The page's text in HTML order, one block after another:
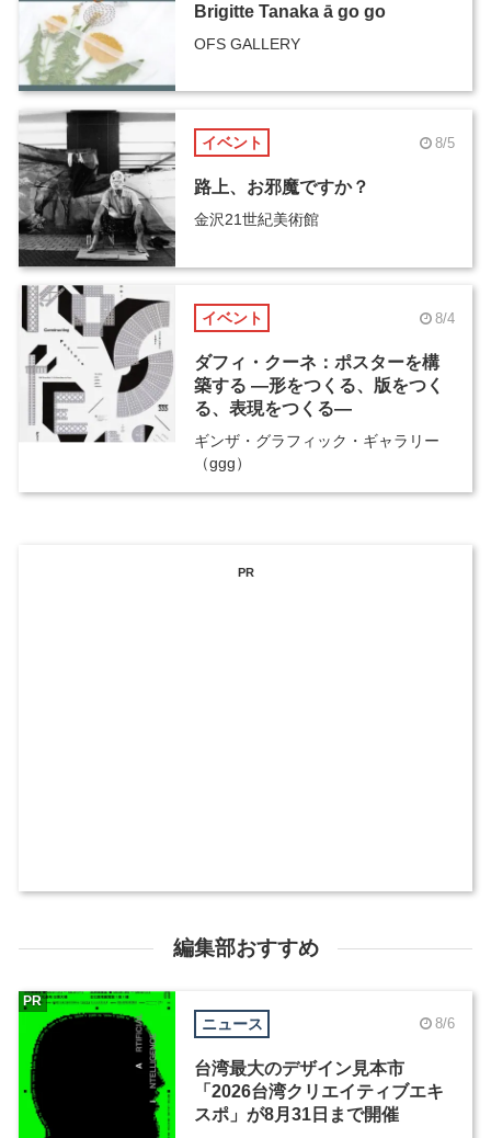
Brigitte Tanaka ā go go
OFS GALLERY
イベント 8/5
路上、お邪魔ですか？
金沢21世紀美術館
イベント 8/4
ダフィ・クーネ：ポスターを構
築する ―形をつくる、版をつく
る、表現をつくる―
ギンザ・グラフィック・ギャラリー
（ggg）
PR
編集部おすすめ
ニュース 8/6
台湾最大のデザイン見本市
「2026台湾クリエイティブエキ
スポ」が8月31日まで開催
PR